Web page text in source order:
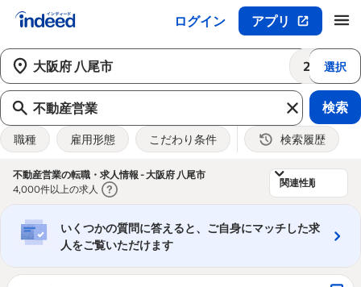
ログイン アプリ
メインコンテンツの開始
25km
選択
検索
職種 雇用形態 こだわり条件 &nbsp; 検索履歴
不動産営業の転職・求人情報 - 大阪府 八尾市
4,000件以上の求人
いくつかの質問に答えると、ご自身にマッチした求
人をご覧いただけます